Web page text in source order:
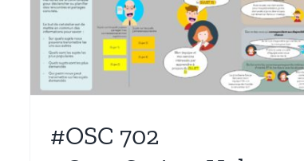
#OSC 702